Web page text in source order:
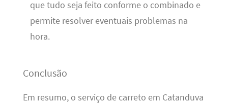
que tudo seja feito conforme o combinado e
permite resolver eventuais problemas na
hora.
Conclusão
Em resumo, o serviço de carreto em Catanduva